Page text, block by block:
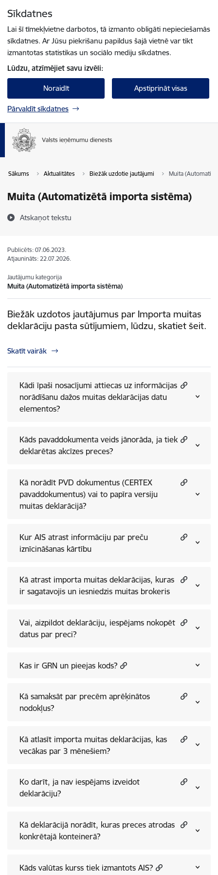
Sīkdatnes
Lai šī tīmekļvietne darbotos, tā izmanto obligāti nepieciešamās
sīkdatnes. Ar Jūsu piekrišanu papildus šajā vietnē var tikt
izmantotas statistikas un sociālo mediju sīkdatnes.
Lūdzu, atzīmējiet savu izvēli:
Noraidīt Apstiprināt visas
Pārvaldīt sīkdatnes
Sākums Aktualitātes Biežāk uzdotie jautājumi Muita
Muita (Automatizētā importa sistēma)
Atskaņot tekstu
Publicēts: 07.06.2023.
Atjaunināts: 22.07.2026.
Jautājumu kategorija
Muita (Automatizētā importa sistēma)
Biežāk uzdotos jautājumus par Importa muitas
deklarāciju pasta sūtījumiem, lūdzu, skatiet šeit.
Skatīt vairāk
Kādi īpaši nosacījumi attiecas uz informācijas
norādīšanu dažos muitas deklarācijas datu
elementos?
Kāds pavaddokumenta veids jānorāda, ja tiek
deklarētas akcīzes preces?
Kā norādīt PVD dokumentus (CERTEX
pavaddokumentus) vai to papīra versiju
muitas deklarācijā?
Kur AIS atrast informāciju par preču
iznīcināšanas kārtību
Kā atrast importa muitas deklarācijas, kuras
ir sagatavojis un iesniedzis muitas brokeris
Vai, aizpildot deklarāciju, iespējams nokopēt
datus par preci?
Kas ir GRN un pieejas kods?
Kā samaksāt par precēm aprēķinātos
nodokļus?
Kā atlasīt importa muitas deklarācijas, kas
vecākas par 3 mēnešiem?
Ko darīt, ja nav iespējams izveidot
deklarāciju?
Kā deklarācijā norādīt, kuras preces atrodas
konkrētajā konteinerā?
Kāds valūtas kurss tiek izmantots AIS?